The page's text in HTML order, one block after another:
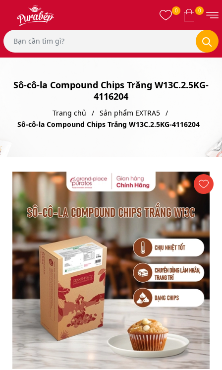
0 0
Sô-cô-la Compound Chips Trắng W13C.2.5KG-
4116204
Trang chủ
Sản phẩm EXTRA5
Sô-cô-la Compound Chips Trắng W13C.2.5KG-4116204